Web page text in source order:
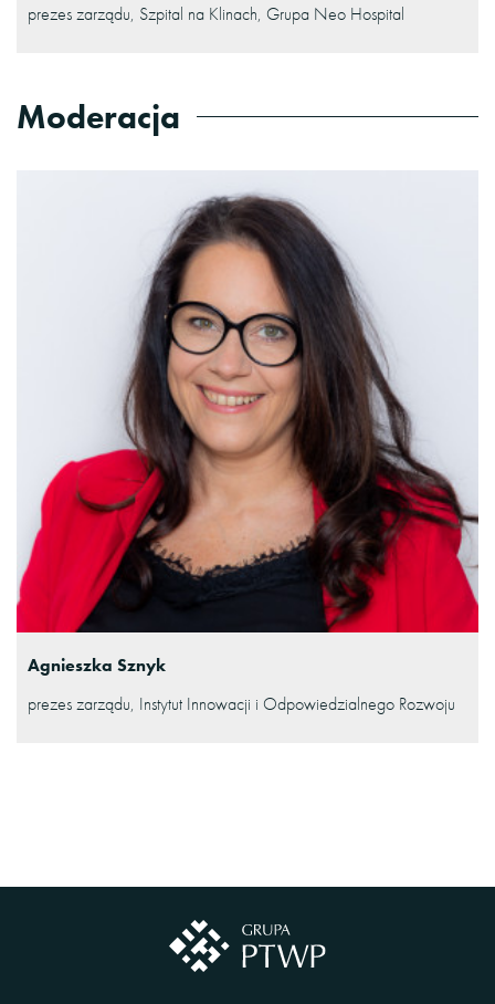
prezes zarządu, Szpital na Klinach, Grupa Neo Hospital
Moderacja
Agnieszka Sznyk
prezes zarządu, Instytut Innowacji i Odpowiedzialnego Rozwoju